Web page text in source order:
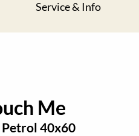
Service & Info
Me
Petrol 40x60